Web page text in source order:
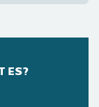
ES?